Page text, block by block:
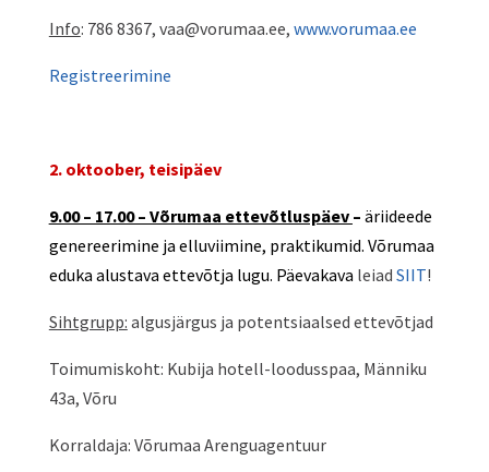
Info: 786 8367, vaa@vorumaa.ee, www.vorumaa.ee
Registreerimine
2. oktoober, teisipäev
9.00 – 17.00 – Võrumaa ettevõtluspäev – äriideede
genereerimine ja elluviimine, praktikumid. Võrumaa
eduka alustava ettevõtja lugu. Päevakava leiad SIIT!
Sihtgrupp: algusjärgus ja potentsiaalsed ettevõtjad
Toimumiskoht: Kubija hotell-loodusspaa, Männiku
43a, Võru
Korraldaja: Võrumaa Arenguagentuur